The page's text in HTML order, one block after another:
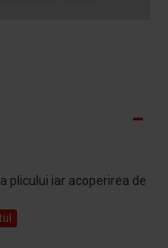
plicului iar acoperirea de